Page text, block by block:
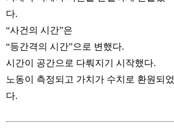
다.
“사건의 시간”은
“등간격의 시간”으로 변했다.
시간이 공간으로 다뤄지기 시작했다.
노동이 측정되고 가치가 수치로 환원되었
다.